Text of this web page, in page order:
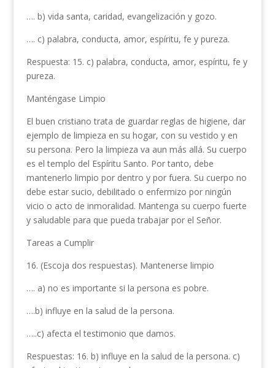
…. b) vida santa, caridad, evange­lización y gozo.
…. c) palabra, conducta, amor, espíritu, fe y pureza.
Respuesta: 15. c) palabra, conducta, amor, espíritu, fe y
pureza.
Manténgase Limpio
El buen cristiano trata de guardar reglas de higiene, dar
ejemplo de limpieza en su hogar, con su vestido y en
su persona. Pero la limpieza va aun más allá. Su cuerpo
es el templo del Espíritu Santo. Por tanto, debe
mantenerlo limpio por dentro y por fuera. Su cuerpo no
debe estar sucio, debilitado o enfermizo por ningún
vicio o acto de inmoralidad. Mantenga su cuerpo fuerte
y saludable para que pueda trabajar por el Señor.
Tareas a Cumplir
16. (Escoja dos respuestas). Mantenerse limpio
…. a) no es importante si la persona es pobre.
….b) influye en la salud de la per­sona.
…..c) afecta el testimonio que da­mos.
Respuestas: 16. b) influye en la salud de la persona. c)